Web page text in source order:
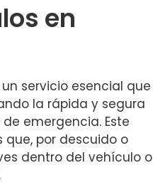
en
un servicio esencial que
la rápida y segura
emergencia. Este
por descuido o
dentro del vehículo o